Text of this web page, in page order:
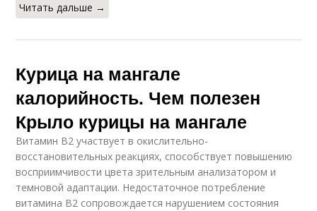
Читать дальше →
Курица на мангале
калорийность. Чем полезен
Крыло курицы на мангале
Витамин В2 участвует в окислительно-
восстановительных реакциях, способствует повышению
восприимчивости цвета зрительным анализатором и
темновой адаптации. Недостаточное потребление
витамина В2 сопровождается нарушением состояния